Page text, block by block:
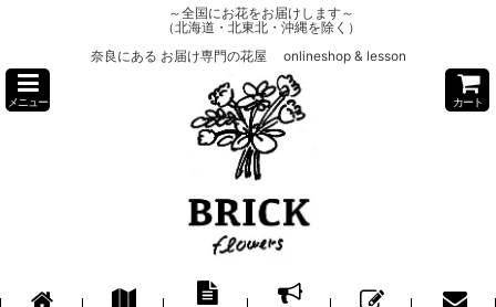
～全国にお花をお届けします～
（北海道・北東北・沖縄を除く）
奈良にある お届け専門の花屋 onlineshop & lesson
メニュー カート